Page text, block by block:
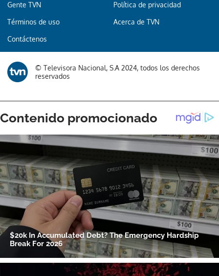
Gente TVN Política de privacidad
Términos de uso Acerca de TVN
Contáctenos
© Televisora Nacional, S.A 2024, todos los derechos
reservados